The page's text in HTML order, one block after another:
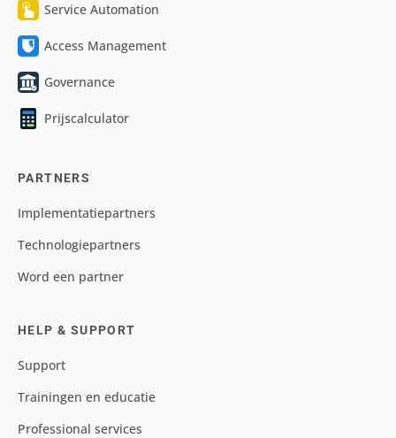
Service Automation
Access Management
Governance
Prijscalculator
PARTNERS
Implementatiepartners
Technologiepartners
Word een partner
HELP & SUPPORT
Support
Trainingen en educatie
Professional services